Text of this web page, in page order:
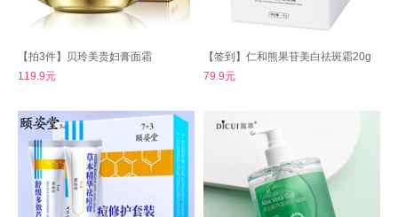
【拍3件】贝玲美贵妇膏面霜
119.9元
【签到】仁和熊果苷美白祛斑霜20g
79.9元